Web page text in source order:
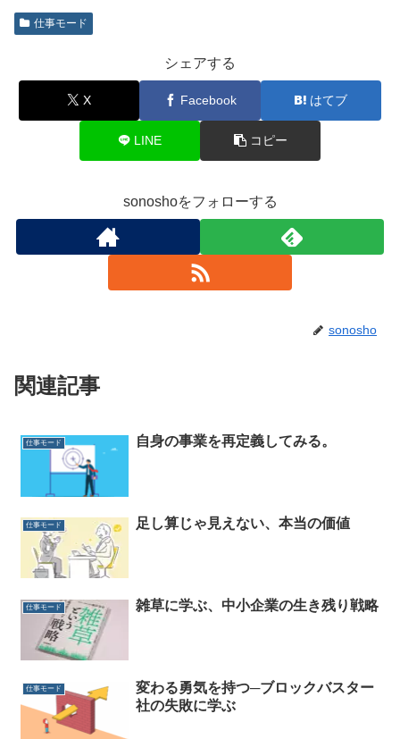
仕事モード
シェアする
X Facebook はてブ
LINE コピー
sonoshoをフォローする
sonosho
関連記事
仕事モード 自身の事業を再定義してみる。
仕事モード 足し算じゃ見えない、本当の価値
仕事モード 雑草に学ぶ、中小企業の生き残り戦略
仕事モード
変わる勇気を持つ─ブロックバスター
社の失敗に学ぶ